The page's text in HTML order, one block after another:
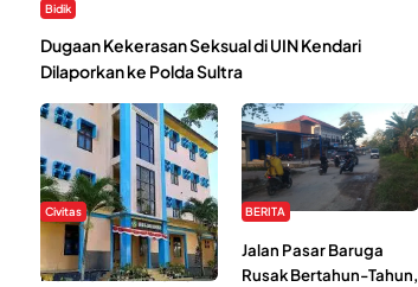
Bidik
Dugaan Kekerasan Seksual di UIN Kendari
Dilaporkan ke Polda Sultra
Civitas
Di Balik Kehidupan
Ma’had Al-Jami’ah UIN
BERITA
Jalan Pasar Baruga
Rusak Bertahun-Tahun,